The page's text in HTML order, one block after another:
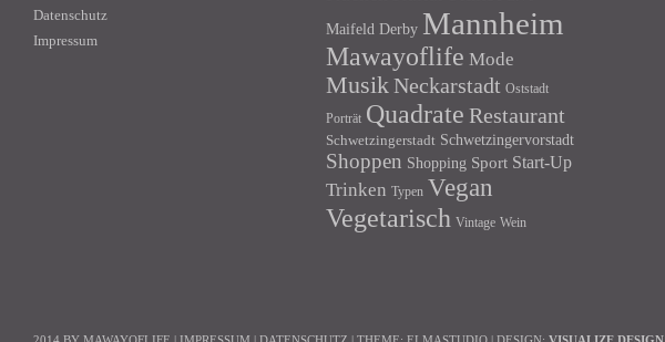
Datenschutz
Impressum
Maifeld Derby Mannheim
Mawayoflife Mode
MusikNeckarstadt Oststadt
Porträt Quadrate Restaurant
Schwetzingerstadt Schwetzingervorstadt
Shoppen Shopping Sport Start-Up
Trinken Typen Vegan
Vegetarisch Vintage Wein